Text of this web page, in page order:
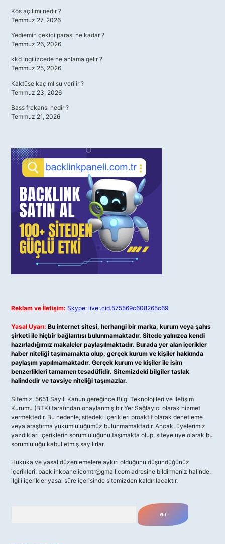
Kös açılımı nedir ?
Temmuz 27, 2026
Yediemin çekici parası ne kadar ?
Temmuz 26, 2026
kkd İngilizcede ne anlama gelir ?
Temmuz 25, 2026
Kaktüse kaç ml su verilir ?
Temmuz 23, 2026
Bass frekansı nedir ?
Temmuz 21, 2026
Reklam ve İletişim: Skype: live:.cid.575569c608265c69
Yasal Uyarı: Bu internet sitesi, herhangi bir marka, kurum veya şahıs
şirketi ile hiçbir bağlantısı bulunmamaktadır. Sitede yalnızca kendi
hazırladığımız makaleler paylaşılmaktadır. Burada yer alan içerikler
haber niteliği taşımamakta olup, gerçek kurum ve kişiler hakkında
paylaşım yapılmamaktadır. Gerçek kurum ve kişiler ile isim
benzerlikleri tamamen tesadüfidir. Sitemizdeki bilgiler taslak
halindedir ve tavsiye niteliği taşımazlar.
Sitemiz, 5651 Sayılı Kanun gereğince Bilgi Teknolojileri ve İletişim
Kurumu (BTK) tarafından onaylanmış bir Yer Sağlayıcı olarak hizmet
vermektedir. Bu nedenle, sitedeki içerikleri proaktif olarak denetleme
veya araştırma yükümlülüğümüz bulunmamaktadır. Ancak, üyelerimiz
yazdıkları içeriklerin sorumluluğunu taşımakta olup, siteye üye olarak bu
sorumluluğu kabul etmiş sayılırlar.
Hukuka ve yasal düzenlemelere aykırı olduğunu düşündüğünüz
içerikleri, backlinkpanelicomtr@gmail.com adresine bildirmeniz halinde,
ilgili içerikler yasal süre içerisinde sitemizden kaldırılacaktır.